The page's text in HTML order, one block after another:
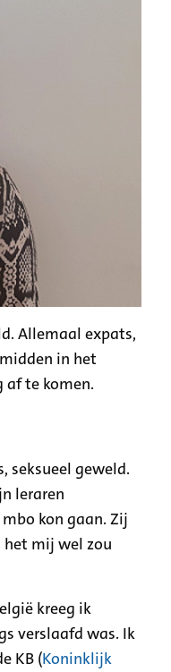
Allemaal expats,
in het
af te komen.
seksueel geweld.
leraren
kon gaan. Zij
mij wel zou
kreeg ik
verslaafd was. Ik
KB (Koninklijk